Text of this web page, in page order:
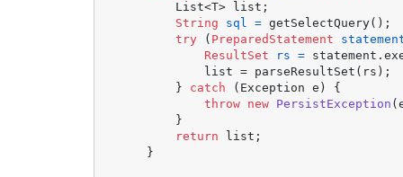
        List<T> list;
String
sql = getSelectQuery();
try ( PreparedStatement
ResultSet
rs =
            list = parseResultSet(rs);
        }
catch (Exception e) {
throw new PersistException
        }
return list;
    }